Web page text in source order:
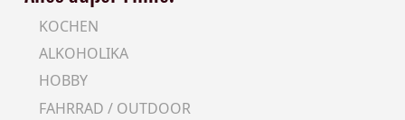
KOCHEN
ALKOHOLIKA
HOBBY
FAHRRAD / OUTDOOR